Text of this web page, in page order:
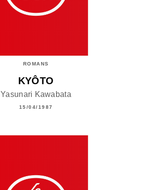
ROMANS
KYÔTO
Yasunari Kawabata
15/04/1987